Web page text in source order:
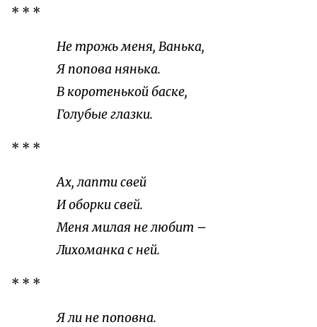
* * *
Не трожь меня, Ванька,
Я попова нянька.
В коротенькой баске,
Голубые глазки.
* * *
Ах, лапти свей
И оборки свей.
Меня милая не любит –
Лихоманка с ней.
* * *
Я ли не поповна.